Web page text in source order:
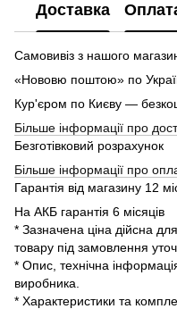
Доставка
Самовивіз з нашого
«Нововю поштою» по
Кур'єром по Києву —
Більше інформації про
Безготівковий розрахунок
Більше інформації про
Гарантія від магазину 12
На АКБ гарантія 6 місяців
* Зазначена ціна дійсна
товару під замовлення
* Опис, технічна
виробника.
* Характеристики та